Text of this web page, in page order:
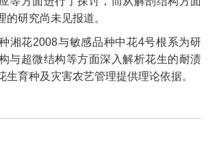
研究尚未见报道。
湘花2008与敏感品种中花4号根系为研
与超微结构等方面深入解析花生的耐渍
生育种及灾害农艺管理提供理论依据。